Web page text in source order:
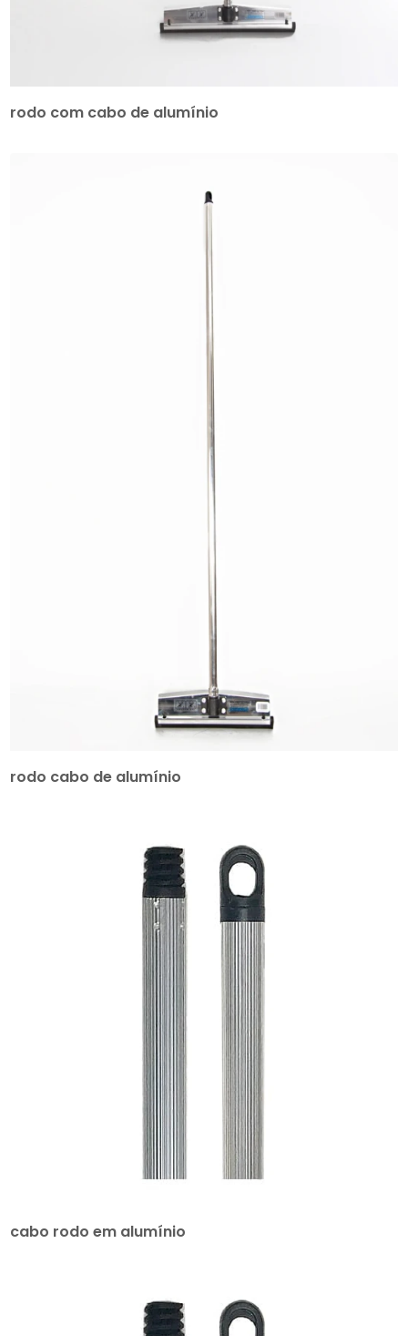
rodo com cabo de alumínio
rodo cabo de alumínio
cabo rodo em alumínio